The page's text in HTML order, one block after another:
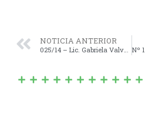
NOTICIA ANTERIOR
025/14 – Lic. Gabriela Valverde Solicita Licencia al Cargo de Concejal por el F.P.V. por el término de Sesenta (6) días más.